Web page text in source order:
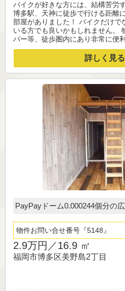
バイクが好きな方には、結構苦労
博多駅、天神に徒歩で行ける距離
部屋がありました！ バイクだけで
いる方でも良いかもしれません。
パー等、徒歩圏内にあり非常に便利
詳しく見る
PayPayドーム0.000244個分の広
物件お問い合せ番号 5148
2.9万円／16.9 ㎡
福岡市博多区美野島2丁目